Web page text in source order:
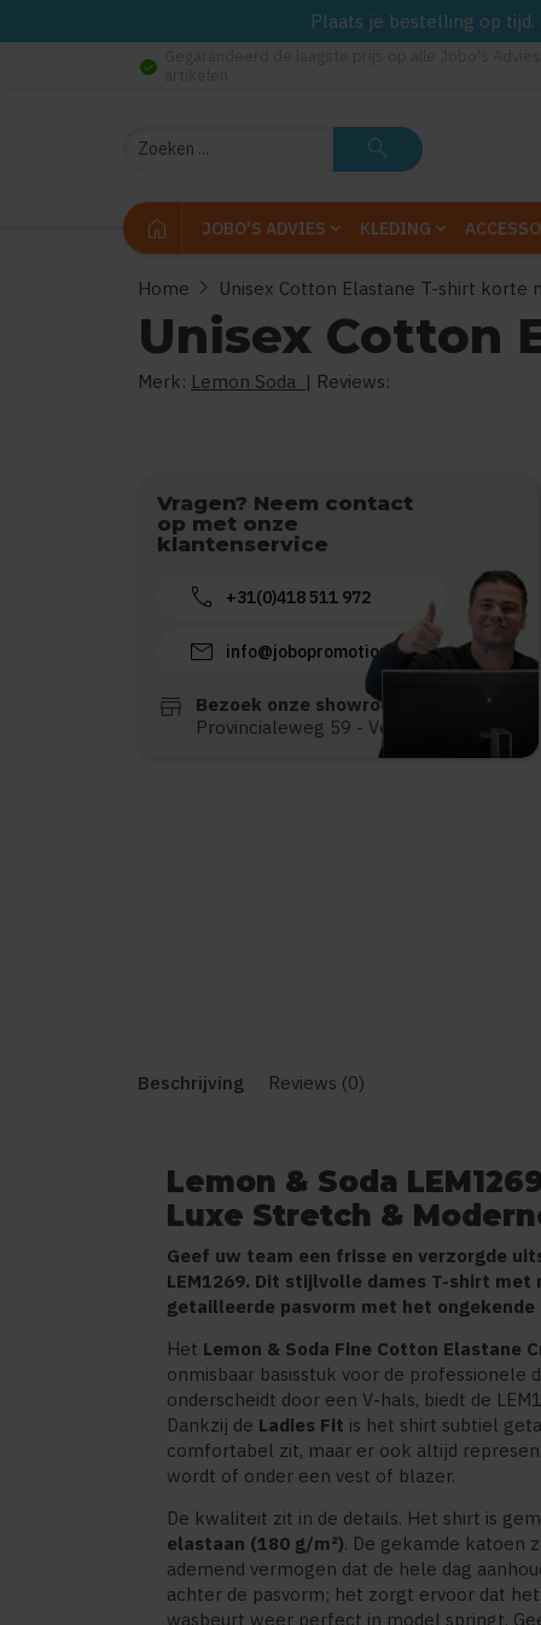
Plaats je bestelling op
check_circle
Zoeken search
home JOBO'S ADVIES KLEDING
Home chevron_right Unisex Cotton Elastane T-shirt korte
Unisex Cotton
Merk: Lemon Soda | Reviews:
Vragen? Neem contact
op met onze
klantenservice
call +31(0)418 511 972
mail info@jobopromotions.nl
store
Bezoek onze showroom:
Provincialeweg 59 - Velddriel
Beschrijving Reviews (0)
Lemon & Soda
Luxe Stretch &
Geef uw team een frisse en verzorgde
LEM1269. Dit stijlvolle dames T-shirt
getailleerde pasvorm met het
Het Lemon & Soda Fine Cotton Elastane
onmisbaar basisstuk voor de professionele
onderscheidt door een V-hals, biedt de
Dankzij de Ladies Fit is het shirt subtiel
comfortabel zit, maar er ook altijd
wordt of onder een vest of blazer.
De kwaliteit zit in de details. Het shirt is
elastaan (180 g/m²). De gekamde katoen
ademend vermogen dat de hele dag
achter de pasvorm; het zorgt ervoor dat
wasbeurt weer perfect in model springt.